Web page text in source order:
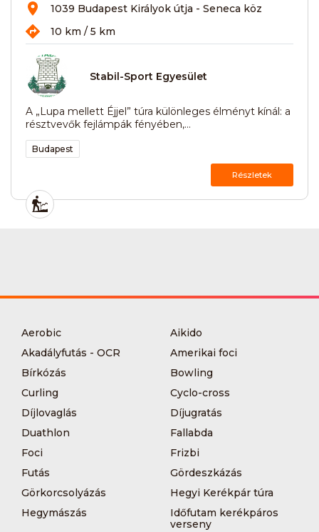
1039 Budapest Királyok útja - Seneca köz
10 km / 5 km
Stabil-Sport Egyesület
A „Lupa mellett Éjjel” túra különleges élményt kínál: a
résztvevők fejlámpák fényében,...
Budapest
Részletek
Aerobic
Aikido
Akadályfutás - OCR
Amerikai foci
Bírkózás
Bowling
Curling
Cyclo-cross
Díjlovaglás
Díjugratás
Duathlon
Fallabda
Foci
Frizbi
Futás
Gördeszkázás
Görkorcsolyázás
Hegyi Kerékpár túra
Hegymászás
Időfutam kerékpáros
verseny